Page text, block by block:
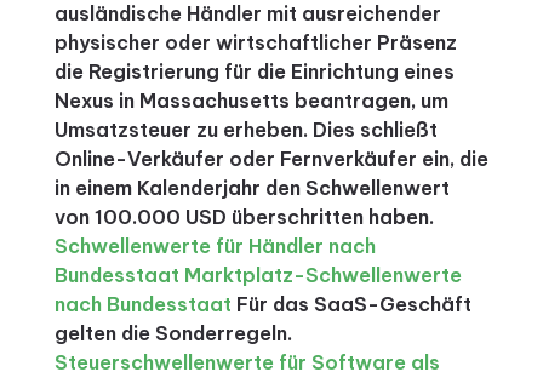
ausländische Händler mit ausreichender
physischer oder wirtschaftlicher Präsenz
die Registrierung für die Einrichtung eines
Nexus in Massachusetts beantragen, um
Umsatzsteuer zu erheben. Dies schließt
Online-Verkäufer oder Fernverkäufer ein, die
in einem Kalenderjahr den Schwellenwert
von 100.000 USD überschritten haben.
Schwellenwerte für Händler nach
Bundesstaat Marktplatz-Schwellenwerte
nach Bundesstaat Für das SaaS-Geschäft
gelten die Sonderregeln.
Steuerschwellenwerte für Software als